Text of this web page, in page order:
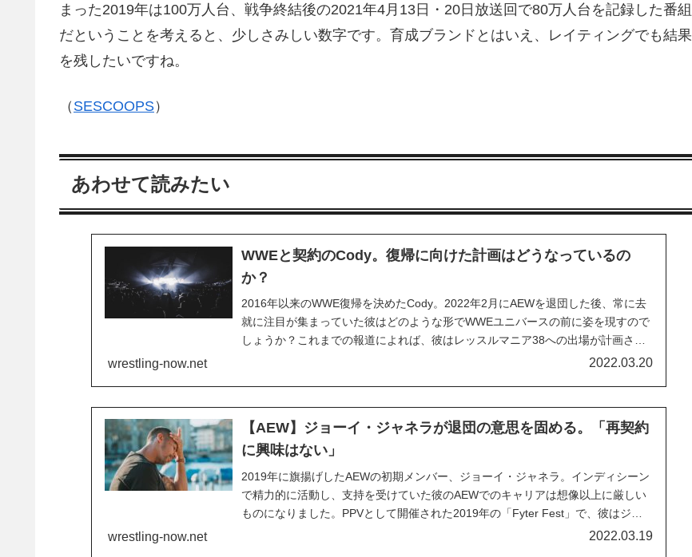
まった2019年は100万人台、戦争終結後の2021年4月13日・20日放送回で80万人台を記録した番組
だということを考えると、少しさみしい数字です。育成ブランドとはいえ、レイティングでも結果
を残したいですね。
（ SESCOOPS）
あわせて読みたい
WWEと契約のCody。復帰に向けた計画はどうなっているの
か？
2016年以来のWWE復帰を決めたCody。2022年2月にAEWを退団した後、常に去
就に注目が集まっていた彼はどのような形でWWEユニバースの前に姿を現すので
しょうか？これまでの報道によれば、彼はレッスルマニア38への出場が計画され
ており、対戦相手としてセス・ロリンズが噂されています。また、彼はRAWの一
wrestling-now.net 2022.03.20
【AEW】ジョーイ・ジャネラが退団の意思を固める。「再契約
に興味はない」
2019年に旗揚げしたAEWの初期メンバー、ジョーイ・ジャネラ。インディシーン
で精力的に活動し、支持を受けていた彼のAEWでのキャリアは想像以上に厳しい
ものになりました。PPVとして開催された2019年の「Fyter Fest」で、彼はジョ
ン・モクスリーとのライツ・アウト・マッチに出場。ショーのメインイベンター
wrestling-now.net 2022.03.19